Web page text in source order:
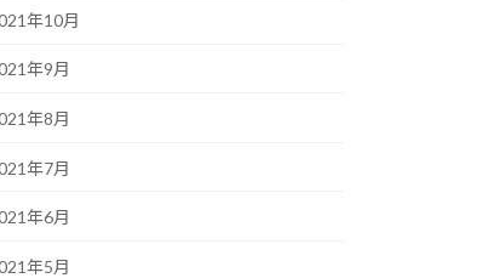
年10月
年9月
年8月
年7月
年6月
年5月